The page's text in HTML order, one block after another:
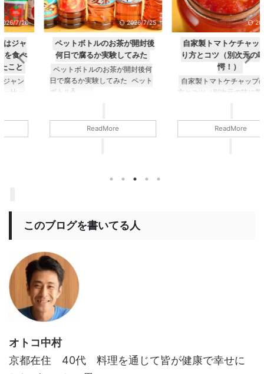
2026/7/25
ペットボトルのお茶が開封後
何日で腐るか実験してみた
ペットボトルのお茶が開封後何
日で腐るか実験してみた ペット
ボトルӗ ...
2026/7/19
自家製トマトケチャップの作
り方とコツ（別次元の味に驚
自家製トマトケチャップの作り
方とコツ（別次元の味に驚愕！）
このブログを書いてる人
オトコ中村
京都在住 40代 料理を通じて皆が健康で幸せに